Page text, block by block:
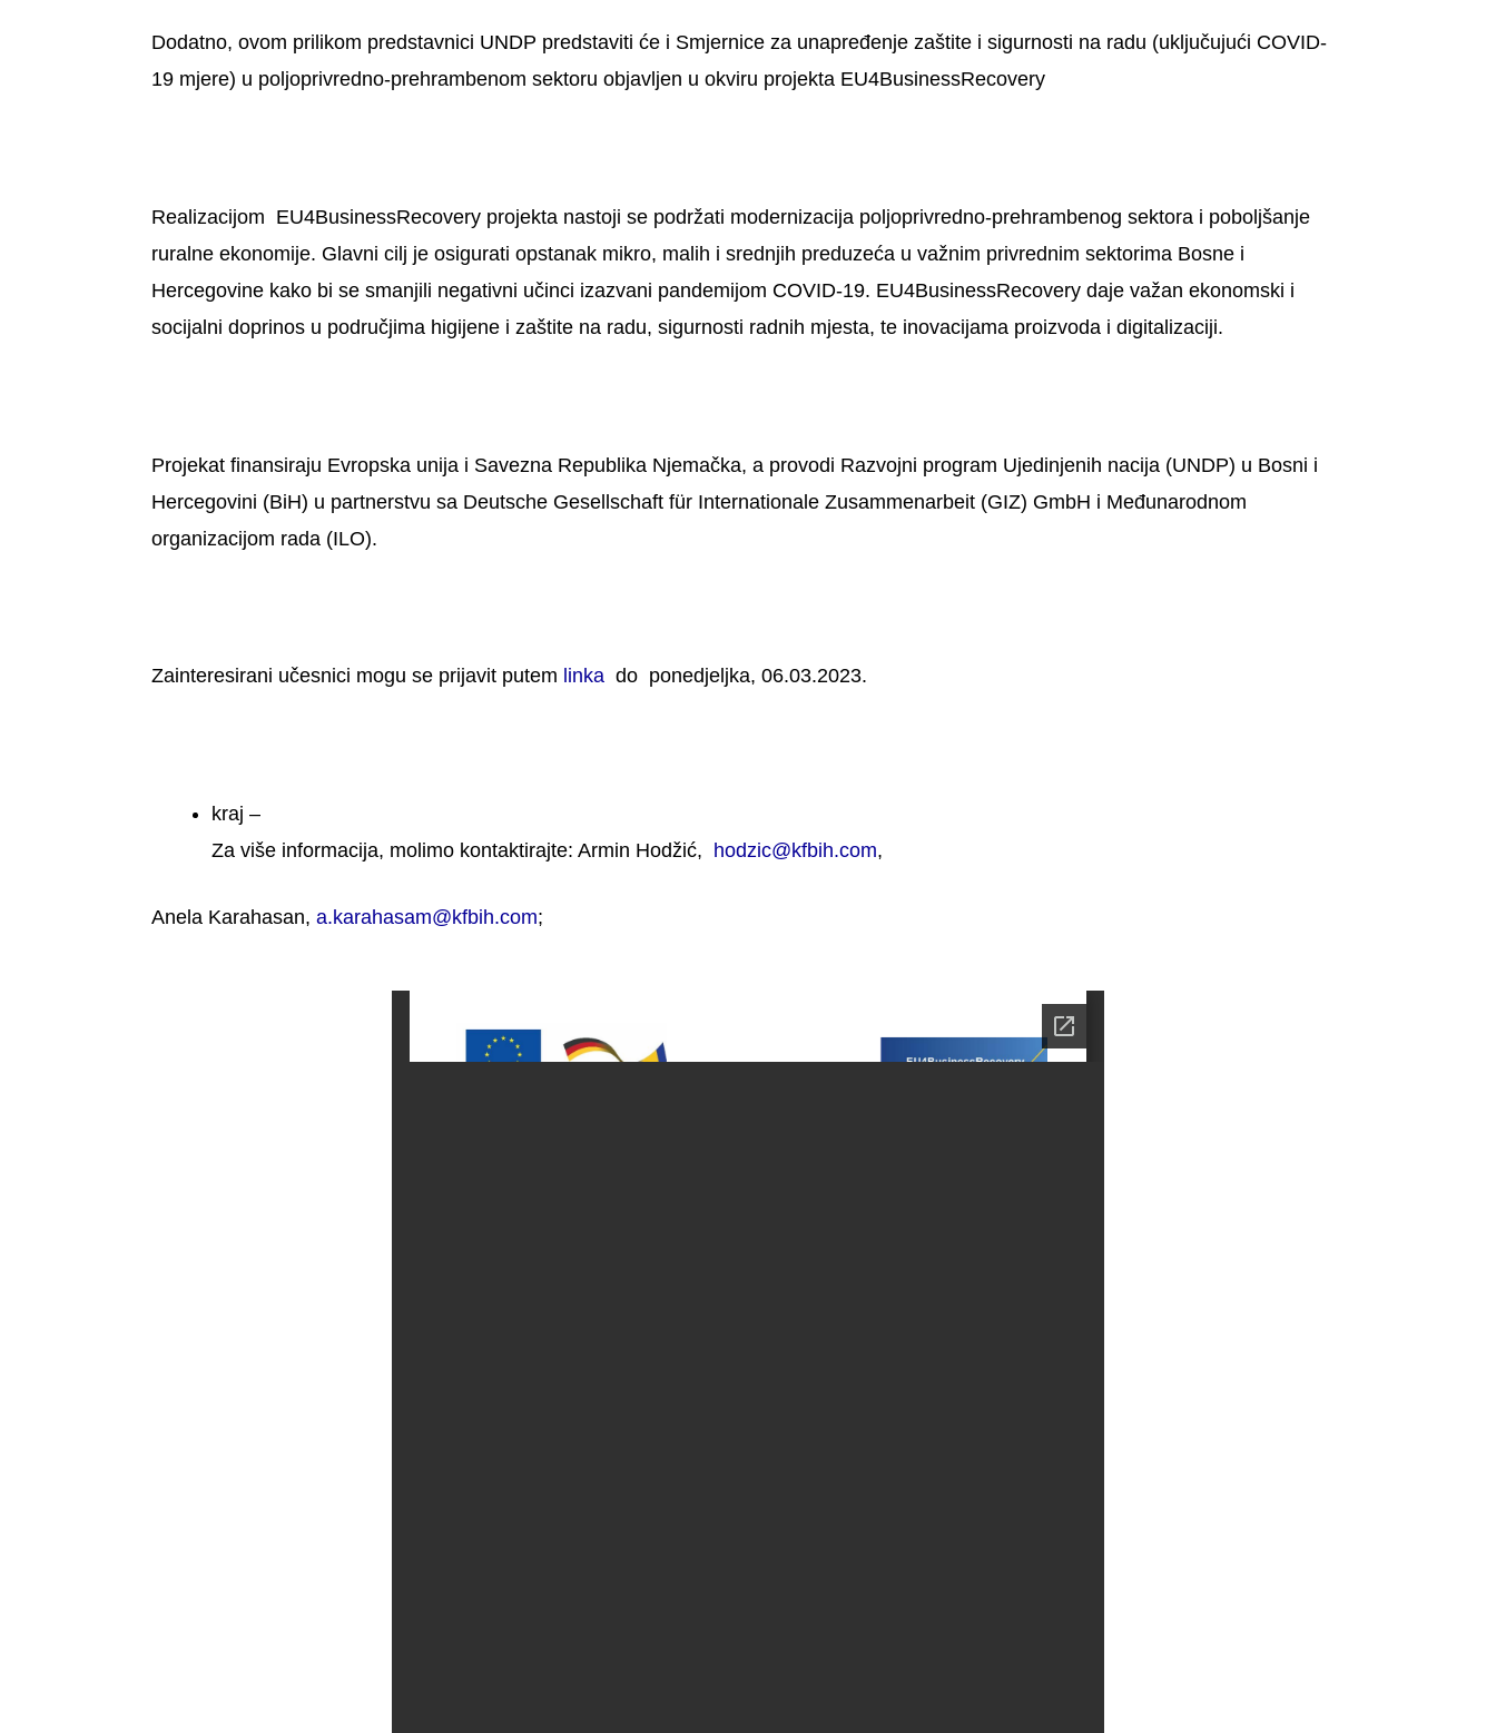
Dodatno, ovom prilikom predstavnici UNDP predstaviti će i Smjernice za unapređenje zaštite i sigurnosti na radu (uključujući COVID-
19 mjere) u poljoprivredno-prehrambenom sektoru objavljen u okviru projekta EU4BusinessRecovery
Realizacijom EU4BusinessRecovery projekta nastoji se podržati modernizacija poljoprivredno-prehrambenog sektora i poboljšanje
ruralne ekonomije. Glavni cilj je osigurati opstanak mikro, malih i srednjih preduzeća u važnim privrednim sektorima Bosne i
Hercegovine kako bi se smanjili negativni učinci izazvani pandemijom COVID-19. EU4BusinessRecovery daje važan ekonomski i
socijalni doprinos u područjima higijene i zaštite na radu, sigurnosti radnih mjesta, te inovacijama proizvoda i digitalizaciji.
Projekat finansiraju Evropska unija i Savezna Republika Njemačka, a provodi Razvojni program Ujedinjenih nacija (UNDP) u Bosni i
Hercegovini (BiH) u partnerstvu sa Deutsche Gesellschaft für Internationale Zusammenarbeit (GIZ) GmbH i Međunarodnom
organizacijom rada (ILO).
Zainteresirani učesnici mogu se prijavit putem linka do ponedjeljka, 06.03.2023.
kraj –
Za više informacija, molimo kontaktirajte: Armin Hodžić, hodzic@kfbih.com,
Anela Karahasan, a.karahasam@kfbih.com;